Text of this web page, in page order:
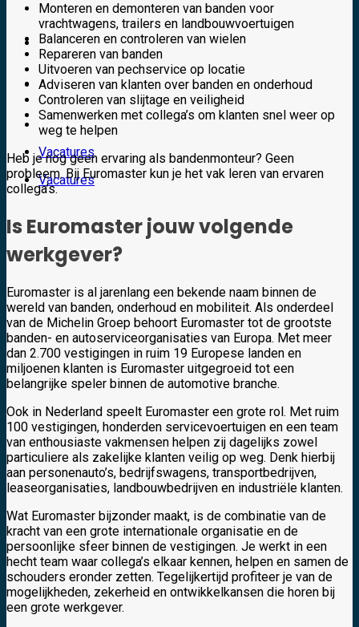
Video’s
Over ons
Contact
Vacatures
Vacatures
Monteren en demonteren van banden voor
vrachtwagens, trailers en landbouwvoertuigen
Balanceren en controleren van wielen
Repareren van banden
Uitvoeren van pechservice op locatie
Adviseren van klanten over banden en onderhoud
Controleren van slijtage en veiligheid
Samenwerken met collega’s om klanten snel weer op
weg te helpen
Heb je nog geen ervaring als bandenmonteur? Geen
probleem. Bij Euromaster kun je het vak leren van ervaren
collega’s.
Is Euromaster jouw volgende
werkgever?
Euromaster is al jarenlang een bekende naam binnen de
wereld van banden, onderhoud en mobiliteit. Als onderdeel
van de Michelin Groep behoort Euromaster tot de grootste
banden- en autoserviceorganisaties van Europa. Met meer
dan 2.700 vestigingen in ruim 19 Europese landen en
miljoenen klanten is Euromaster uitgegroeid tot een
belangrijke speler binnen de automotive branche.
Ook in Nederland speelt Euromaster een grote rol. Met ruim
100 vestigingen, honderden servicevoertuigen en een team
van enthousiaste vakmensen helpen zij dagelijks zowel
particuliere als zakelijke klanten veilig op weg. Denk hierbij
aan personenauto’s, bedrijfswagens, transportbedrijven,
leaseorganisaties, landbouwbedrijven en industriële klanten.
Wat Euromaster bijzonder maakt, is de combinatie van de
kracht van een grote internationale organisatie en de
persoonlijke sfeer binnen de vestigingen. Je werkt in een
hecht team waar collega’s elkaar kennen, helpen en samen de
schouders eronder zetten. Tegelijkertijd profiteer je van de
mogelijkheden, zekerheid en ontwikkelkansen die horen bij
een grote werkgever.